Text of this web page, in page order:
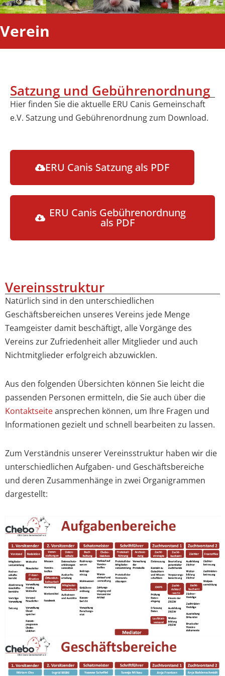
Verein
Satzung und Gebührenordnung
Hier finden Sie die aktuelle ERU Canis Gemeinschaft
e.V. Satzung und Gebührenordnung zum Download.
ERU Canis Satzung als PDF
ERU Canis Gebührenordnung
als PDF
Vereinsstruktur
Natürlich sind in den unterschiedlichen
Geschäftsbereichen unseres Vereins jede Menge
Teamgeister damit beschäftigt, alle Vorgänge des
Vereins zur Zufriedenheit aller Mitglieder und auch
Nichtmitglieder erfolgreich abzuwicklen.
Aus den folgenden Übersichten können Sie leicht die
passenden Personen ermitteln, die Sie auch über die
Kontaktseiteansprechen können, um Ihre Fragen und
Informationen gezielt und schnell bearbeiten zu lassen.
Zum Verständnis unserer Vereinsstruktur haben wir die
unterschiedlichen Aufgaben- und Geschäftsbereiche
und deren Zusammenhänge in zwei Organigrammen
dargestellt: